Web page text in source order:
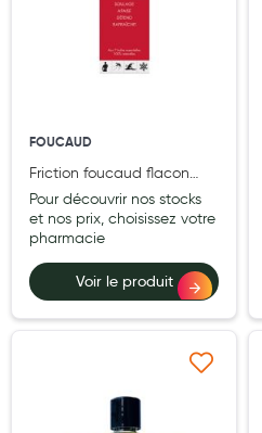
Anti acariens, anti gale, anti
Autotests
Protections auditives
Lunettes
Piluliers
FOUCAUD
Friction foucaud flacon
verre 500 ml
Pour découvrir nos stocks
et nos prix, choisissez votre
pharmacie
Voir le produit
Ajouter à ma liste d’envie